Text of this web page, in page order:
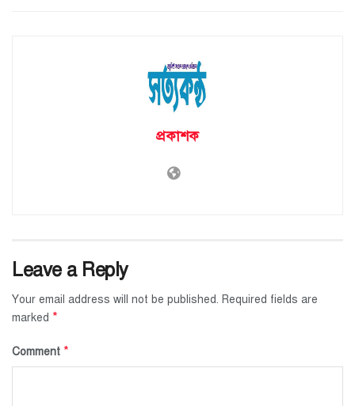
প্রকাশক
Leave a Reply
Your email address will not be published. Required fields are
marked *
Comment *